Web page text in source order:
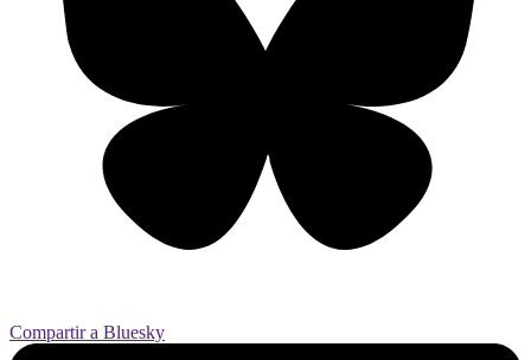
Compartir a Bluesky